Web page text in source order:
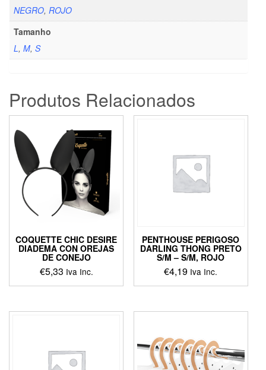
NEGRO, ROJO
Tamanho
L, M, S
Produtos Relacionados
COQUETTE CHIC DESIRE
DIADEMA CON OREJAS
DE CONEJO
€5,33 Iva Inc.
PENTHOUSE PERIGOSO
DARLING THONG PRETO
S/M – S/M, ROJO
€4,19 Iva Inc.
This
has
The
options